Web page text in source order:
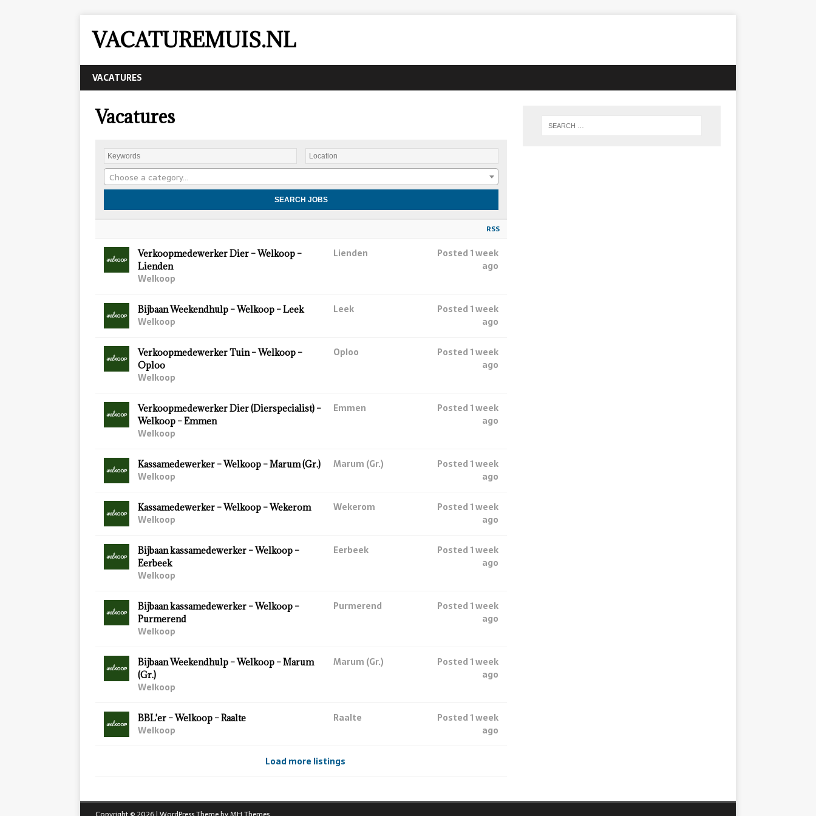
VACATUREMUIS.NL
VACATURES
Vacatures
Choose a category…
RSS
Verkoopmedewerker Dier – Welkoop –
Lienden
Welkoop
Lienden
Posted 1 week
ago
Bijbaan Weekendhulp – Welkoop – Leek
Welkoop
Leek
Posted 1 week
ago
Verkoopmedewerker Tuin – Welkoop –
Oploo
Welkoop
Oploo
Posted 1 week
ago
Verkoopmedewerker Dier (Dierspecialist) –
Welkoop – Emmen
Welkoop
Emmen
Posted 1 week
ago
Kassamedewerker – Welkoop – Marum (Gr.)
Welkoop
Marum (Gr.)
Posted 1 week
ago
Kassamedewerker – Welkoop – Wekerom
Welkoop
Wekerom
Posted 1 week
ago
Bijbaan kassamedewerker – Welkoop –
Eerbeek
Welkoop
Eerbeek
Posted 1 week
ago
Bijbaan kassamedewerker – Welkoop –
Purmerend
Welkoop
Purmerend
Posted 1 week
ago
Bijbaan Weekendhulp – Welkoop – Marum
(Gr.)
Welkoop
Marum (Gr.)
Posted 1 week
ago
BBL'er – Welkoop – Raalte
Welkoop
Raalte
Posted 1 week
ago
Load more listings